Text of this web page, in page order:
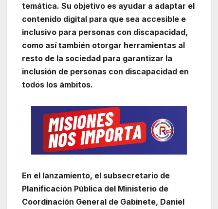
temática. Su objetivo es ayudar a adaptar el
contenido digital para que sea accesible e
inclusivo para personas con discapacidad,
como así también otorgar herramientas al
resto de la sociedad para garantizar la
inclusión de personas con discapacidad en
todos los ámbitos.
En el lanzamiento, el subsecretario de
Planificación Pública del Ministerio de
Coordinación General de Gabinete, Daniel